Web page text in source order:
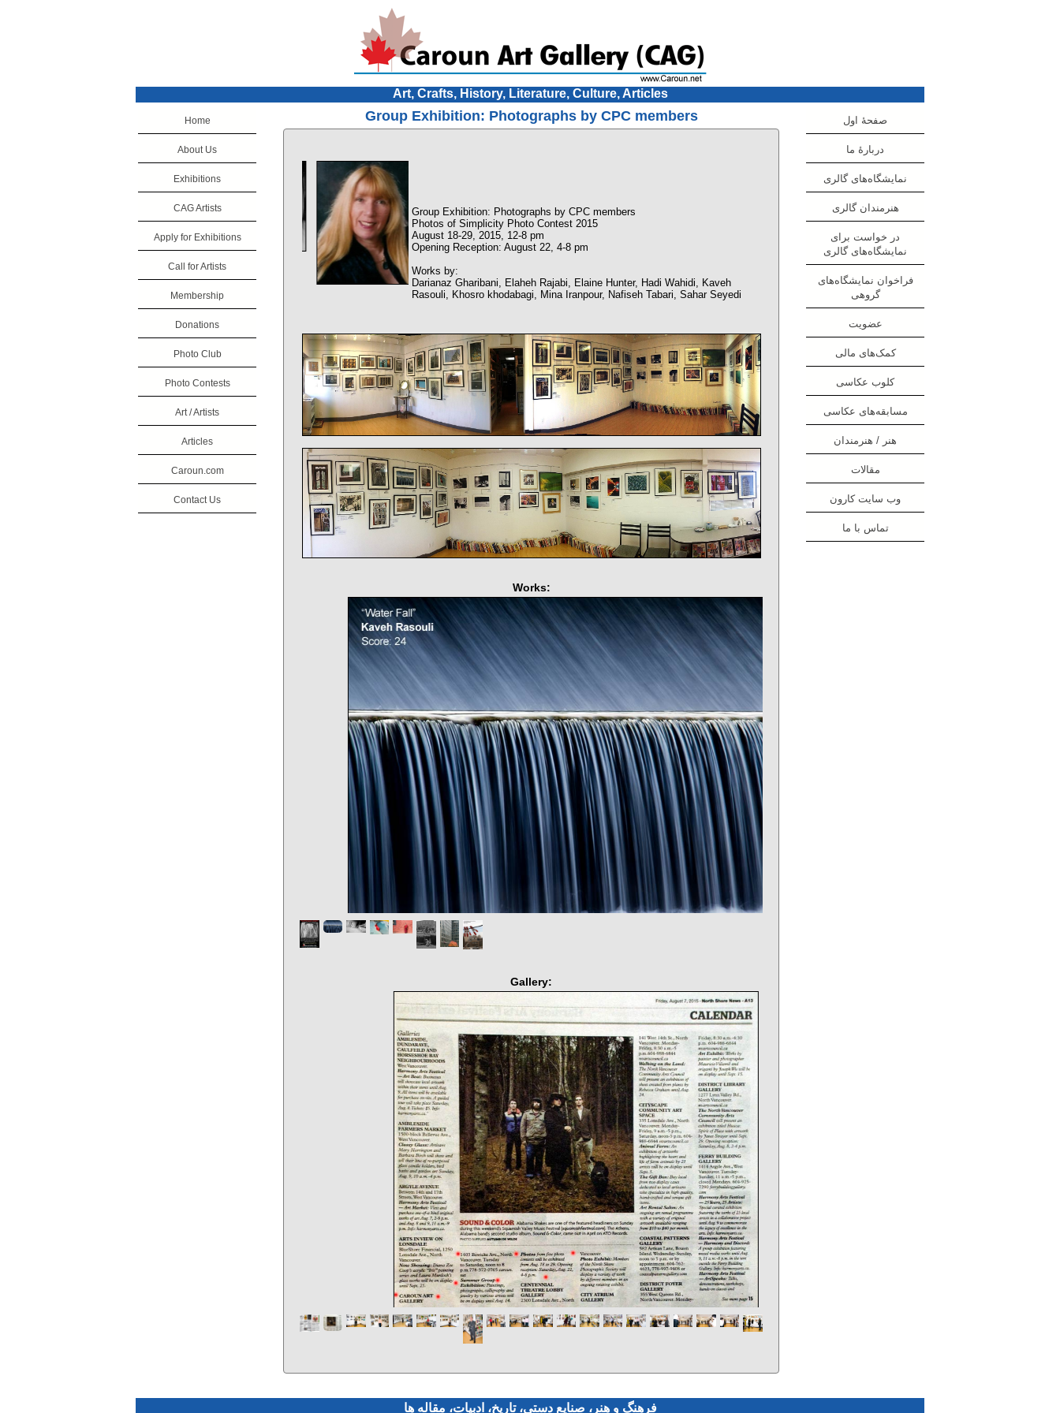
Art, Crafts, History, Literature, Culture, Articles
Home
About Us
Exhibitions
CAG Artists
Apply for Exhibitions
Call for Artists
Membership
Donations
Photo Club
Photo Contests
Art / Artists
Articles
Caroun.com
Contact Us
Group Exhibition: Photographs by CPC members
Group Exhibition: Photographs by CPC members
Photos of Simplicity Photo Contest 2015
August 18-29, 2015, 12-8 pm
Opening Reception: August 22, 4-8 pm
Works by:
Darianaz Gharibani, Elaheh Rajabi, Elaine Hunter, Hadi Wahidi, Kaveh
Rasouli, Khosro khodabagi, Mina Iranpour, Nafiseh Tabari, Sahar Seyedi
Works:
Gallery:
صفحهٔ اول
دربارهٔ ما
نمایشگاه‌های گالری
هنرمندان گالری
در خواست برای
نمایشگاه‌های گالری
فراخوان نمایشگاه‌های
گروهی
عضویت
کمک‌های مالی‌
کلوب عکاسی
مسابقه‌های عکاسی
هنر / هنرمندان
مقالات
وب سایت کارون
تماس با ما
فرهنگ و هنر، صنایع دستی‌، تاریخ، ادبیات، مقاله ها